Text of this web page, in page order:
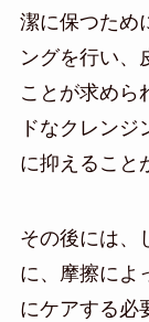
潔に保つため
ングを行い、
ことが求めら
ドなクレン
に抑えること
その後には、
に、摩擦によ
にケアする必